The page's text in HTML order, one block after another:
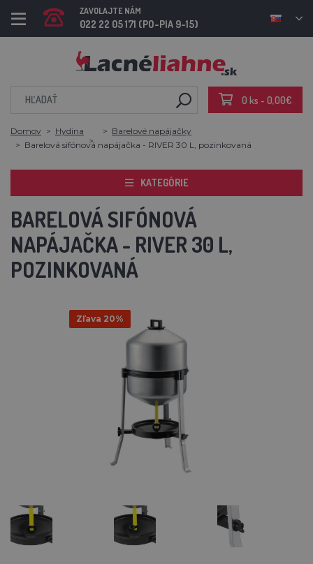
ZAVOLAJTE NÁM
022 22 05 171 (PO-PIA 9-15)
0 ks - 0,00€
Domov Hydina
Barelové napájačky
Barelová sifónová napájačka - RIVER 30 L, pozinkovaná
KATEGÓRIE
BARELOVÁ SIFÓNOVÁ
NAPÁJAČKA - RIVER 30 L,
POZINKOVANÁ
Zľava 20%